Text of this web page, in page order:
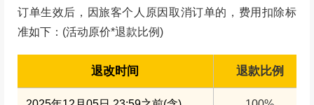
费用说明
往返目的地旅游大巴车费（包含司机吃住、餐
补、过路费、油费、停车费）